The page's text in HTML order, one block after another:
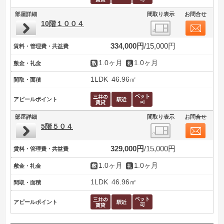
部屋詳細 間取り表示 お問合せ
10階１００４
賃料・管理費・共益費 334,000円 15,000円
敷金・礼金 1.0ヶ月 1.0ヶ月
間取・面積 1LDK 46.96㎡
アピールポイント
部屋詳細 間取り表示 お問合せ
5階５０４
賃料・管理費・共益費 329,000円 15,000円
敷金・礼金 1.0ヶ月 1.0ヶ月
間取・面積 1LDK 46.96㎡
アピールポイント